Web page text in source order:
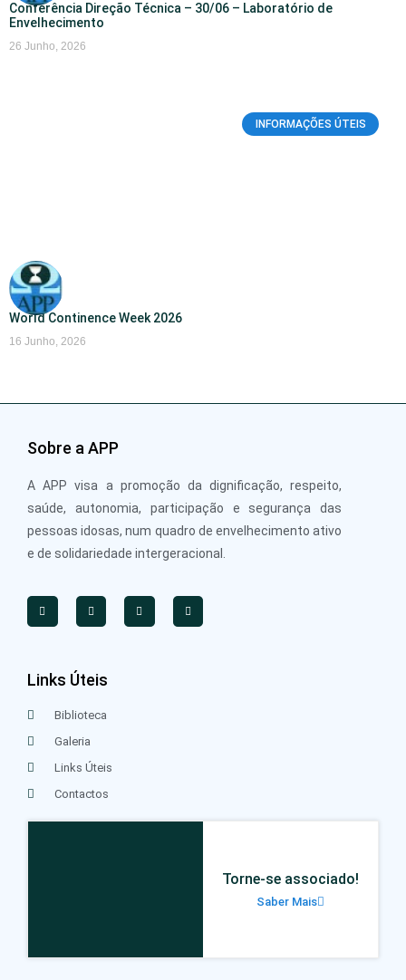
Conferência Direção Técnica – 30/06 – Laboratório de
Envelhecimento
26 Junho, 2026
INFORMAÇÕES ÚTEIS
World Continence Week 2026
16 Junho, 2026
Sobre a APP
A APP visa a promoção da dignificação, respeito,
saúde, autonomia, participação e segurança das
pessoas idosas, num quadro de envelhecimento ativo
e de solidariedade intergeracional.
Links Úteis
Biblioteca
Galeria
Links Úteis
Contactos
Torne-se associado!
Saber Mais